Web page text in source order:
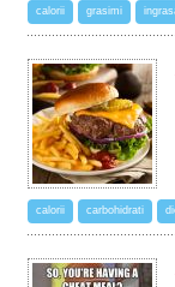
calorii grasimi
calorii carbohidrati